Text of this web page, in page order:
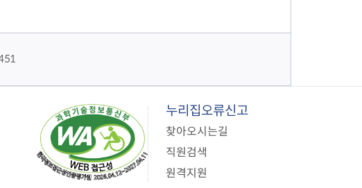
누리집오류신고
찾아오시는길
직원검색
원격지원